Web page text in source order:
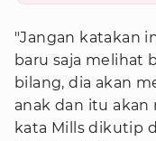
"Jangan katakan
baru saja melihat
bilang, dia akan
anak dan itu
kata Mills dikutip